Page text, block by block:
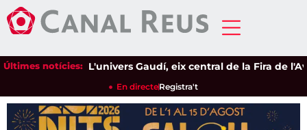
Últimes notícies:L'univers Gaudí, eix central de la Fira de
En directeRegistra't